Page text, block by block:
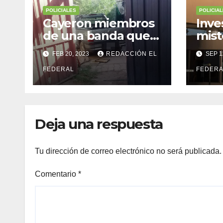
POLICIALES
Cayeron miembros
de una banda que
se disfrazaban de
policía para robar
FEB 20, 2023 REDACCIÓN EL
FEDERAL
SEP
Deja una respuesta
Tu dirección de correo electrónico no será publicada.
Comentario *